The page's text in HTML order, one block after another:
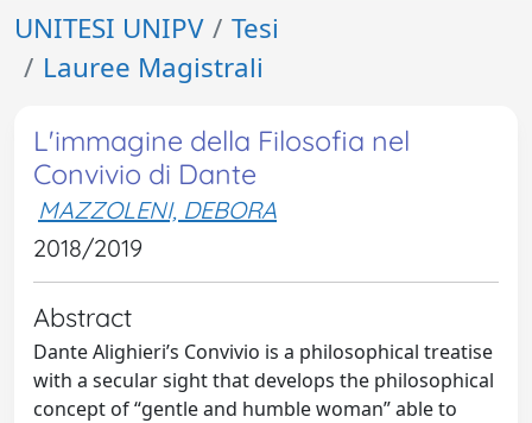
UNITESI UNIPV
Tesi
Lauree Magistrali
L'immagine della Filosofia nel
Convivio di Dante
MAZZOLENI, DEBORA
2018/2019
Abstract
Dante Alighieri’s Convivio is a philosophical treatise
with a secular sight that develops the philosophical
concept of “gentle and humble woman” able to